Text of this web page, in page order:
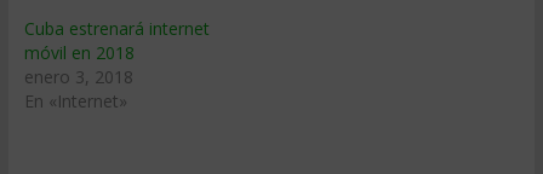
Cuba estrenará internet
móvil en 2018
enero 3, 2018
En «Internet»